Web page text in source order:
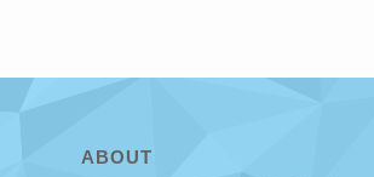
ABOUT